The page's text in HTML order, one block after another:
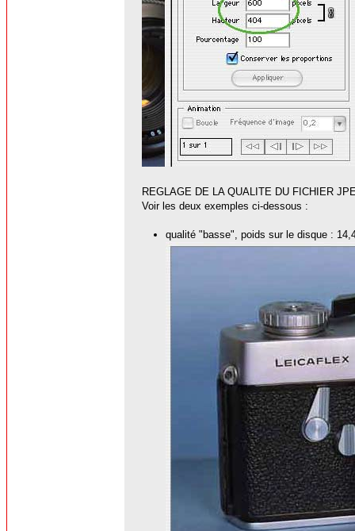
REGLAGE DE LA QUALITE DU FICHIER
Voir les deux exemples ci-dessous :
qualité "basse", poids sur le disque :